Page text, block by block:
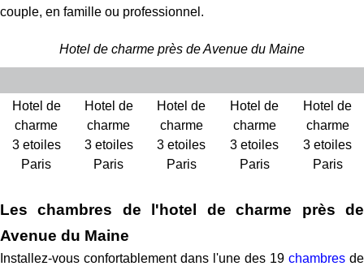
couple, en famille ou professionnel.
Hotel de charme près de Avenue du Maine
Hotel de
charme
3 etoiles
Paris
Hotel de
charme
3 etoiles
Paris
Hotel de
charme
3 etoiles
Paris
Hotel de
charme
3 etoiles
Paris
Hotel de
charme
3 etoiles
Paris
Les chambres de l'hotel de charme près de
Avenue du Maine
Installez-vous confortablement dans l'une des 19 chambres de